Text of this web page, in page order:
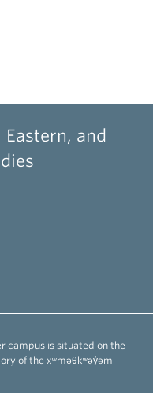
and
campus is situated on the
of the xʷməθkʷəy̓əm